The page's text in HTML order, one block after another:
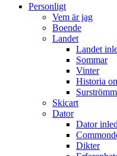
Personligt
Vem är jag
Boende
Landet
Landet
Sommar
Vinter
Historia
Skicart
Dator
Dator
Dikter